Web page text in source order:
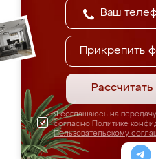
Прикрепить
Я соглашаюсь на
согласно Политике
Пользовательскому